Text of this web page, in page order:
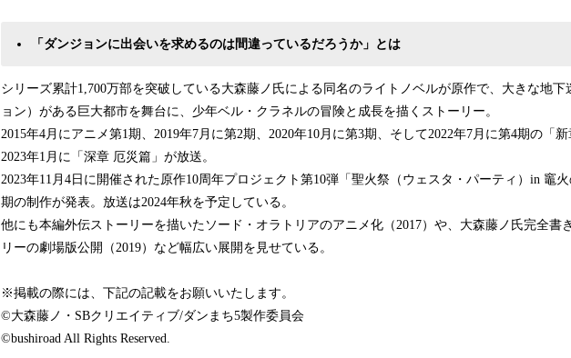
「ダンジョンに出会いを求めるのは間違っているだろうか」とは
シリーズ累計1,700万部を突破している大森藤ノ氏による同名のライトノベルが原作で、大きな地下
ョン）がある巨大都市を舞台に、少年ベル・クラネルの冒険と成長を描くストーリー。
2015年4月にアニメ第1期、2019年7月に第2期、2020年10月に第3期、そして2022年7月に第4期の「新
2023年1月に「深章 厄災篇」が放送。
2023年11月4日に開催された原作10周年プロジェクト第10弾「聖火祭（ウェスタ・パーティ）in 竈
期の制作が発表。放送は2024年秋を予定している。
他にも本編外伝ストーリーを描いたソード・オラトリアのアニメ化（2017）や、大森藤ノ氏完全書
リーの劇場版公開（2019）など幅広い展開を見せている。
※掲載の際には、下記の記載をお願いいたします。
©大森藤ノ・SBクリエイティブ/ダンまち5製作委員会
©bushiroad All Rights Reserved.